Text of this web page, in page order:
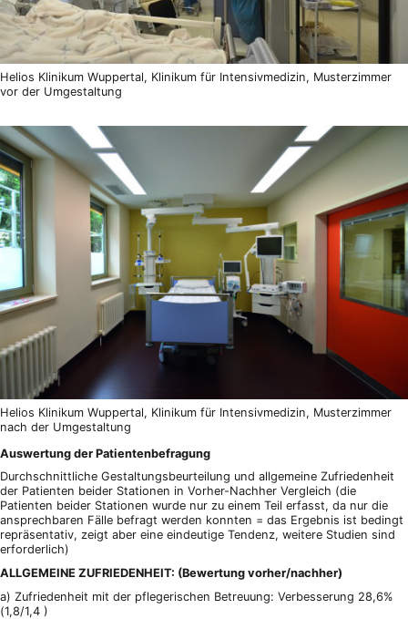
Helios Klinikum Wuppertal, Klinikum für Intensivmedizin, Musterzimmer
vor der Umgestaltung
Helios Klinikum Wuppertal, Klinikum für Intensivmedizin, Musterzimmer
nach der Umgestaltung
Auswertung der Patientenbefragung
Durchschnittliche Gestaltungsbeurteilung und allgemeine Zufriedenheit
der Patienten beider Stationen in Vorher-Nachher Vergleich (die
Patienten beider Stationen wurde nur zu einem Teil erfasst, da nur die
ansprechbaren Fälle befragt werden konnten = das Ergebnis ist bedingt
repräsentativ, zeigt aber eine eindeutige Tendenz, weitere Studien sind
erforderlich)
ALLGEMEINE ZUFRIEDENHEIT: (Bewertung vorher/nachher)
a) Zufriedenheit mit der pflegerischen Betreuung: Verbesserung 28,6%
(1,8/1,4 )